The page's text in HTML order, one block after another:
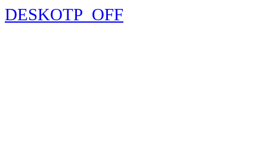
DESKOTP_OFF